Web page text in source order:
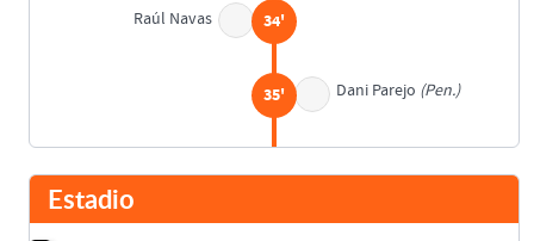
Raúl Navas 34'
Dani Parejo (Pen.)
35'
Estadio